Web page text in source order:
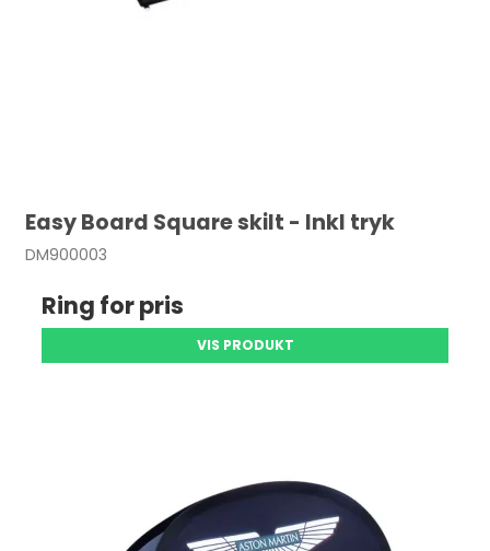
Easy Board Square skilt - Inkl tryk
DM900003
Ring for pris
VIS PRODUKT